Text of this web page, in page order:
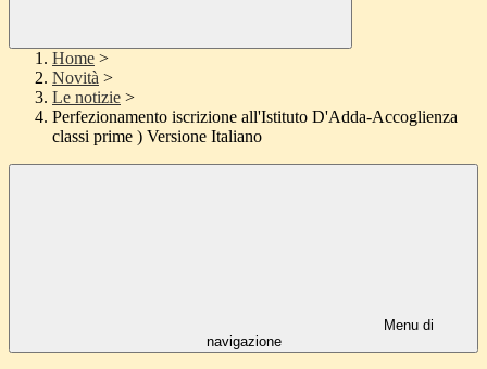
Home >
Novità >
Le notizie >
Perfezionamento iscrizione all'Istituto D'Adda-Accoglienza
classi prime ) Versione Italiano
Menu di
navigazione